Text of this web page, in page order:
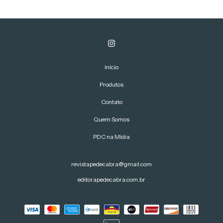
Início
Produtos
Contato
Quem Somos
PDC na Mídia
revistapedecabra@gmail.com
editorapedecabra.com.br